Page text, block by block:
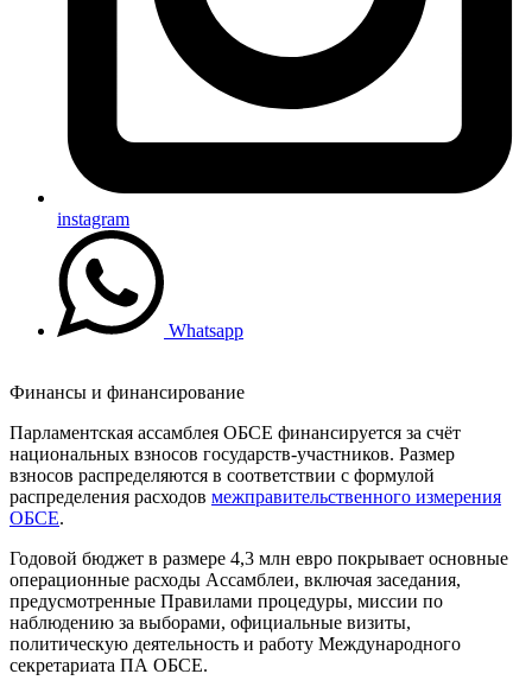
instagram
Whatsapp
Финансы и финансирование
Парламентская ассамблея ОБСЕ финансируется за счёт
национальных взносов государств-участников. Размер
взносов распределяются в соответствии с формулой
распределения расходов межправительственного измерения
ОБСЕ.
Годовой бюджет в размере 4,3 млн евро покрывает основные
операционные расходы Ассамблеи, включая заседания,
предусмотренные Правилами процедуры, миссии по
наблюдению за выборами, официальные визиты,
политическую деятельность и работу Международного
секретариата ПА ОБСЕ.